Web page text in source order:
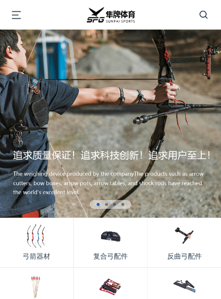
弓箭器材 复合弓配件 反曲弓配件